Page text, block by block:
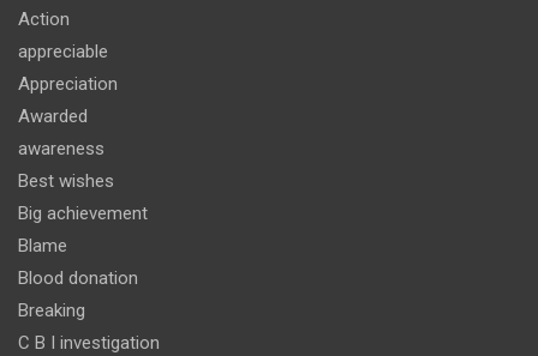
Action
appreciable
Appreciation
Awarded
awareness
Best wishes
Big achievement
Blame
Blood donation
Breaking
C B I investigation